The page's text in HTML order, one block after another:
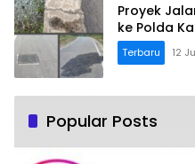
Proyek
ke Polda
Terbaru 12
Popular Posts